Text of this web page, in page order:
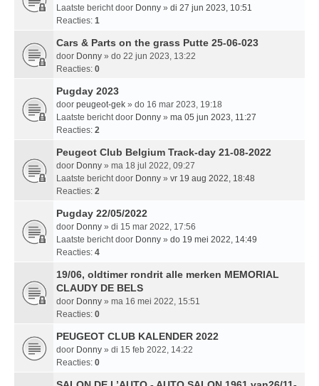
Laatste bericht door Donny » di 27 jun 2023, 10:51
Reacties: 1
Cars & Parts on the grass Putte 25-06-023
door Donny » do 22 jun 2023, 13:22
Reacties: 0
Pugday 2023
door peugeot-gek » do 16 mar 2023, 19:18
Laatste bericht door Donny » ma 05 jun 2023, 11:27
Reacties: 2
Peugeot Club Belgium Track-day 21-08-2022
door Donny » ma 18 jul 2022, 09:27
Laatste bericht door Donny » vr 19 aug 2022, 18:48
Reacties: 2
Pugday 22/05/2022
door Donny » di 15 mar 2022, 17:56
Laatste bericht door Donny » do 19 mei 2022, 14:49
Reacties: 4
19/06, oldtimer rondrit alle merken MEMORIAL
CLAUDY DE BELS
door Donny » ma 16 mei 2022, 15:51
Reacties: 0
PEUGEOT CLUB KALENDER 2022
door Donny » di 15 feb 2022, 14:22
Reacties: 0